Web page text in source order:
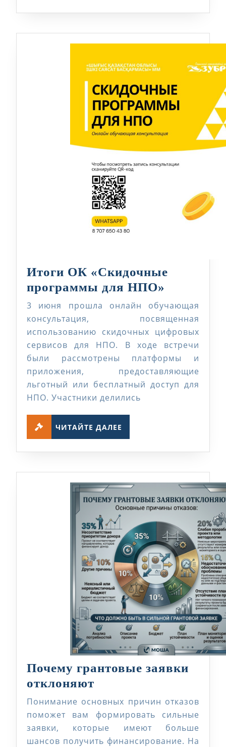
Итоги ОК «Скидочные
программы для НПО»
ОК
для
НПО»
3 июня прошла онлайн обучающая
консультация, посвященная
использованию скидочных цифровых
сервисов для НПО. В ходе встречи
были рассмотрены платформы и
приложения, предоставляющие
льготный или бесплатный доступ для
НПО. Участники делились
ЧИТАЙТЕ ДАЛЕЕ
Почему грантовые заявки
отклоняют
грантовые
заявки
отклоняют
Понимание основных причин отказов
поможет вам формировать сильные
заявки, которые имеют больше
шансов получить финансирование. На